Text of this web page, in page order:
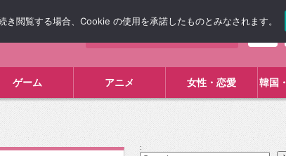
ゲーム アニメ 女性・恋愛 韓国
:
閲覧する場合、Cookie の使用を承諾したものとみなされます。